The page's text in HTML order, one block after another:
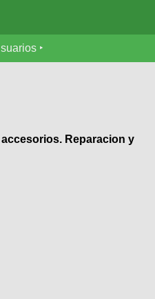
Reparacion y